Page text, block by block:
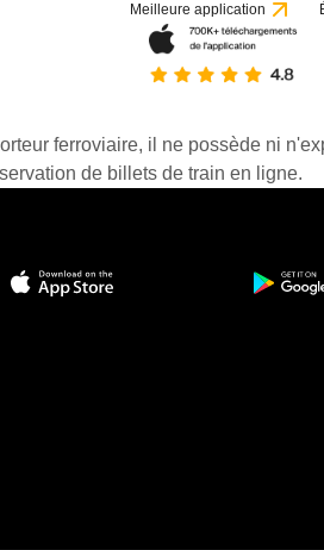
Meilleure application
ferroviaire, il ne possède ni
de billets de train en ligne.